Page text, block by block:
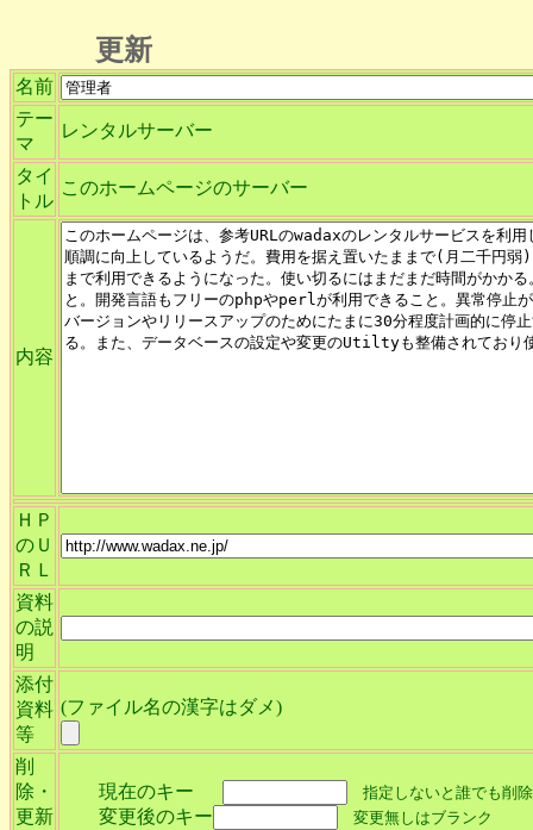
更新
名前
テー
マ
レンタルサーバー
タイ
トル
このホームページのサーバー
内容
ＨＰ
のＵ
ＲＬ
資料
の説
明
添付
資料
等
(ファイル名の漢字はダメ)
削
除・
更新
現在のキー 指定しないと誰でも削
変更後のキー 変更無しはブランク